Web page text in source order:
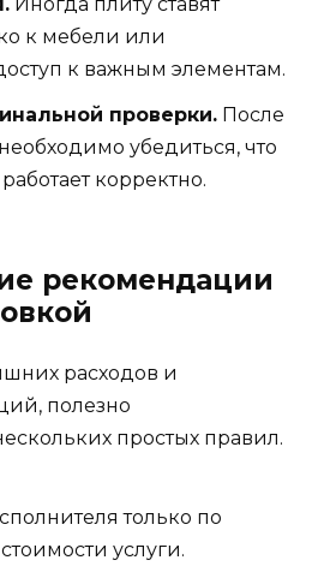
к мебели или
к важным элементам.
проверки. После
убедиться, что
корректно.
рекомендации
расходов и
полезно
простых правил.
только по
услуги.